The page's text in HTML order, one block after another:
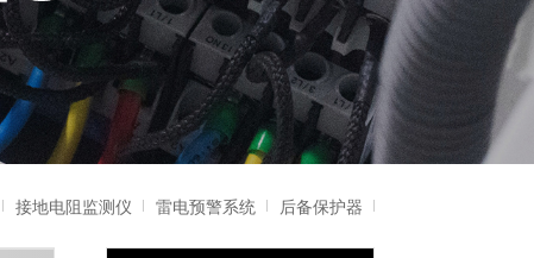
接地电阻监测仪 雷电预警系统 后备保护器